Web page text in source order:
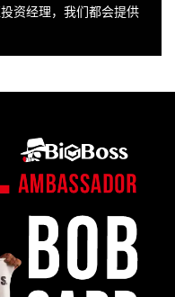
资经理，我们都会提供